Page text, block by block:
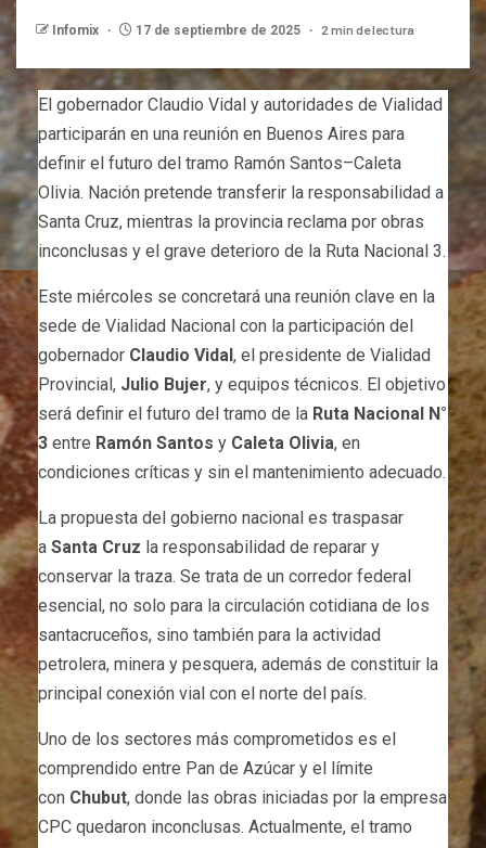
Infomix 17 de septiembre de 2025 2 min de lectura
El gobernador Claudio Vidal y autoridades de Vialidad
participarán en una reunión en Buenos Aires para
definir el futuro del tramo Ramón Santos–Caleta
Olivia. Nación pretende transferir la responsabilidad a
Santa Cruz, mientras la provincia reclama por obras
inconclusas y el grave deterioro de la Ruta Nacional 3.
Este miércoles se concretará una reunión clave en la
sede de Vialidad Nacional con la participación del
gobernador Claudio Vidal, el presidente de Vialidad
Provincial, Julio Bujer, y equipos técnicos. El objetivo
será definir el futuro del tramo de la Ruta Nacional N°
3 entre Ramón Santos y Caleta Olivia, en
condiciones críticas y sin el mantenimiento adecuado.
La propuesta del gobierno nacional es traspasar
a Santa Cruz la responsabilidad de reparar y
conservar la traza. Se trata de un corredor federal
esencial, no solo para la circulación cotidiana de los
santacruceños, sino también para la actividad
petrolera, minera y pesquera, además de constituir la
principal conexión vial con el norte del país.
Uno de los sectores más comprometidos es el
comprendido entre Pan de Azúcar y el límite
con Chubut, donde las obras iniciadas por la empresa
CPC quedaron inconclusas. Actualmente, el tramo